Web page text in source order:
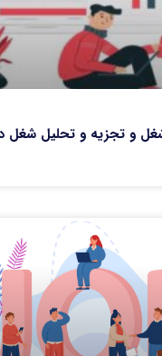
و تجزیه و تحلیل شغل